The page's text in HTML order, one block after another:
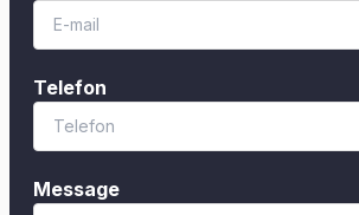
Telefon
Message